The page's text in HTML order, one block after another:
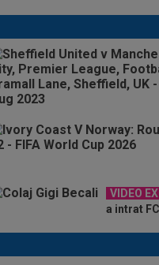
VIDEO
a intrat